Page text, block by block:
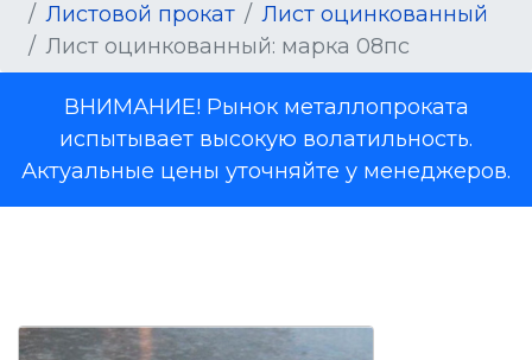
Листовой прокат
Лист оцинкованный
Лист оцинкованный: марка 08пс
ВНИМАНИЕ! Рынок металлопроката
испытывает высокую волатильность.
Актуальные цены уточняйте у менеджеров.